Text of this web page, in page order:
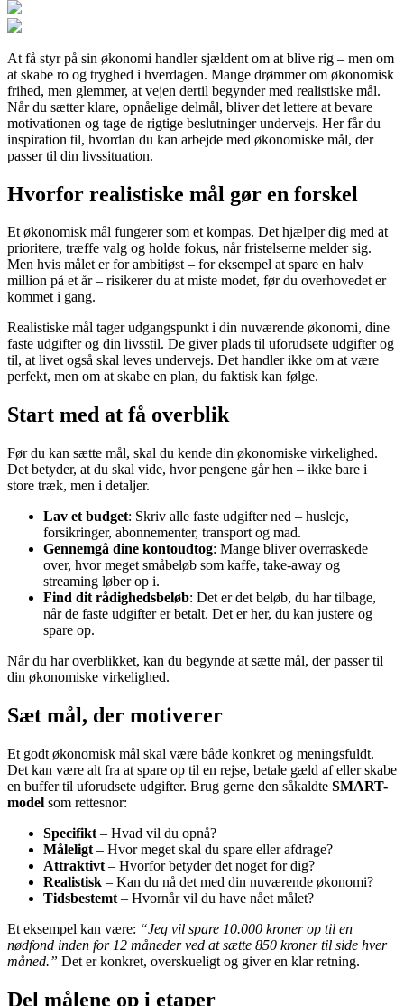
At få styr på sin økonomi handler sjældent om at blive rig – men om
at skabe ro og tryghed i hverdagen. Mange drømmer om økonomisk
frihed, men glemmer, at vejen dertil begynder med realistiske mål.
Når du sætter klare, opnåelige delmål, bliver det lettere at bevare
motivationen og tage de rigtige beslutninger undervejs. Her får du
inspiration til, hvordan du kan arbejde med økonomiske mål, der
passer til din livssituation.
Hvorfor realistiske mål gør en forskel
Et økonomisk mål fungerer som et kompas. Det hjælper dig med at
prioritere, træffe valg og holde fokus, når fristelserne melder sig.
Men hvis målet er for ambitiøst – for eksempel at spare en halv
million på et år – risikerer du at miste modet, før du overhovedet er
kommet i gang.
Realistiske mål tager udgangspunkt i din nuværende økonomi, dine
faste udgifter og din livsstil. De giver plads til uforudsete udgifter og
til, at livet også skal leves undervejs. Det handler ikke om at være
perfekt, men om at skabe en plan, du faktisk kan følge.
Start med at få overblik
Før du kan sætte mål, skal du kende din økonomiske virkelighed.
Det betyder, at du skal vide, hvor pengene går hen – ikke bare i
store træk, men i detaljer.
Lav et budget: Skriv alle faste udgifter ned – husleje,
forsikringer, abonnementer, transport og mad.
Gennemgå dine kontoudtog: Mange bliver overraskede
over, hvor meget småbeløb som kaffe, take-away og
streaming løber op i.
Find dit rådighedsbeløb: Det er det beløb, du har tilbage,
når de faste udgifter er betalt. Det er her, du kan justere og
spare op.
Når du har overblikket, kan du begynde at sætte mål, der passer til
din økonomiske virkelighed.
Sæt mål, der motiverer
Et godt økonomisk mål skal være både konkret og meningsfuldt.
Det kan være alt fra at spare op til en rejse, betale gæld af eller skabe
en buffer til uforudsete udgifter. Brug gerne den såkaldte SMART-
model som rettesnor:
Specifikt – Hvad vil du opnå?
Måleligt – Hvor meget skal du spare eller afdrage?
Attraktivt – Hvorfor betyder det noget for dig?
Realistisk – Kan du nå det med din nuværende økonomi?
Tidsbestemt – Hvornår vil du have nået målet?
Et eksempel kan være: “Jeg vil spare 10.000 kroner op til en
nødfond inden for 12 måneder ved at sætte 850 kroner til side hver
måned.” Det er konkret, overskueligt og giver en klar retning.
Del målene op i etaper